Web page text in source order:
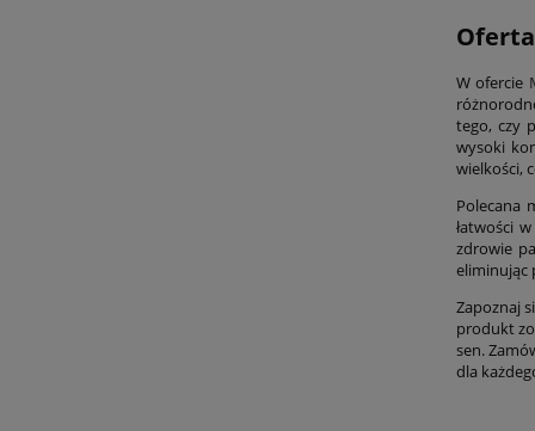
W ofercie
tego, czy
wysoki
wielkości,
Polecana
łatwości
zdrowie
eliminując
Zapoznaj
produkt
sen.
dla